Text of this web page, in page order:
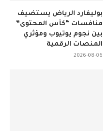
بوليفارد الرياض يستضيف
منافسات “كأس المحتوى”
بين نجوم يوتيوب ومؤثري
المنصات الرقمية
2026-08-06